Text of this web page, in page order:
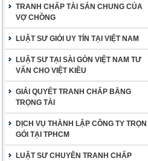
TRANH CHẤP TÀI SẢN CHUNG CỦA
VỢ CHỒNG
LUẬT SƯ GIỎI UY TÍN TẠI VIỆT NAM
LUẬT SƯ TẠI SÀI GÒN VIỆT NAM TƯ
VẤN CHO VIỆT KIỀU
GIẢI QUYẾT TRANH CHẤP BẰNG
TRỌNG TÀI
DỊCH VỤ THÀNH LẬP CÔNG TY TRỌN
GÓI TẠI TPHCM
LUẬT SƯ CHUYÊN TRANH CHẤP